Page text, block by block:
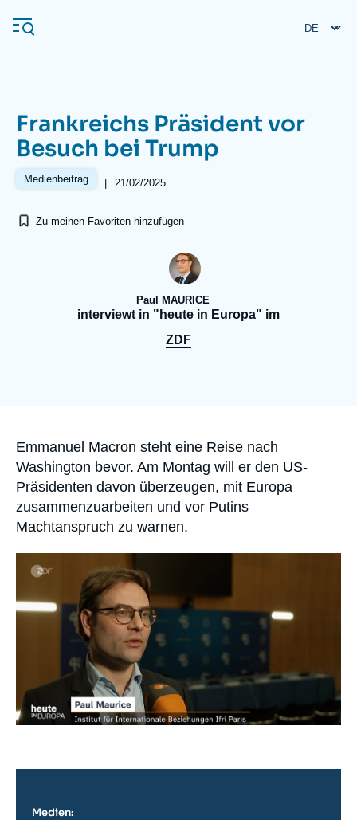
zum
Inhalt
Navigation
principale
Ifri
Veröffentlichungen
Häufige Suchanfragen
Frankreichs Präsident vor
Besuch bei Trump
Medienbeitrag | 21/02/2025
Zu meinen Favoriten hinzufügen
Paul MAURICE
interviewt in "heute in Europa" im
ZDF
Accroche
Emmanuel Macron steht eine Reise nach
Washington bevor. Am Montag will er den US-
Präsidenten davon überzeugen, mit Europa
zusammenzuarbeiten und vor Putins
Machtanspruch zu warnen.
principale
Medien: